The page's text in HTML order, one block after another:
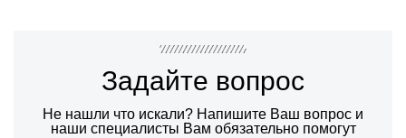
Задайте вопрос
Не нашли что искали? Напишите Ваш вопрос и
наши специалисты Вам обязательно помогут